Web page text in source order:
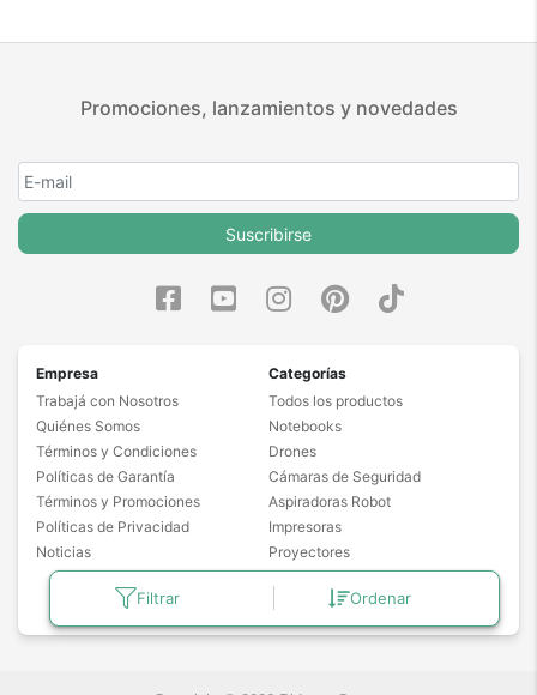
Filtrar Ordenar
Promociones, lanzamientos y novedades
Suscribirse
Empresa
Trabajá con Nosotros
Quiénes Somos
Términos y Condiciones
Políticas de Garantía
Términos y Promociones
Políticas de Privacidad
Noticias
Categorías
Todos los productos
Notebooks
Drones
Cámaras de Seguridad
Aspiradoras Robot
Impresoras
Proyectores
Freidoras de Aire
Masajeadores